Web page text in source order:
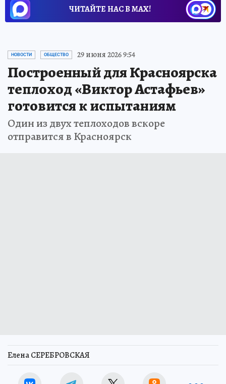
ЧИТАЙТЕ НАС В МАХ!
НОВОСТИ ОБЩЕСТВО 29 июня 2026 9:54
Построенный для Красноярска
теплоход «Виктор Астафьев»
готовится к испытаниям
Один из двух теплоходов вскоре
отправится в Красноярск
Елена СЕРЕБРОВСКАЯ